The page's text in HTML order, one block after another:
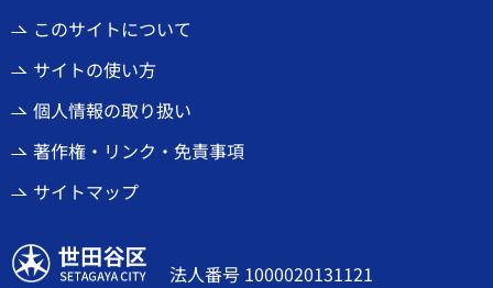
このサイトについて
サイトの使い方
個人情報の取り扱い
著作権・リンク・免責事項
サイトマップ
世田谷区
法人番号 1000020131121